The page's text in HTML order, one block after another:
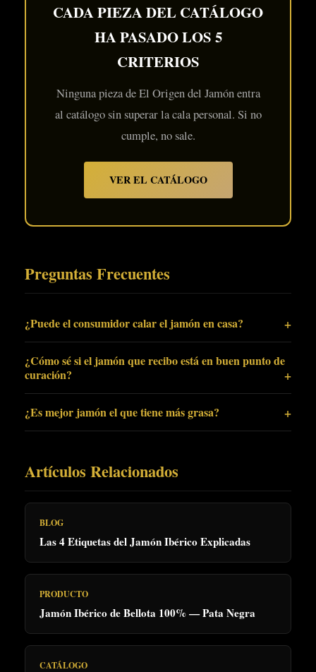
CADA PIEZA DEL CATÁLOGO
HA PASADO LOS 5
CRITERIOS
Ninguna pieza de El Origen del Jamón entra
al catálogo sin superar la cala personal. Si no
cumple, no sale.
VER EL CATÁLOGO
Preguntas Frecuentes
¿Puede el consumidor calar el jamón en casa?
¿Cómo sé si el jamón que recibo está en buen punto de
curación?
¿Es mejor jamón el que tiene más grasa?
Artículos Relacionados
BLOG
Las 4 Etiquetas del Jamón Ibérico Explicadas
PRODUCTO
Jamón Ibérico de Bellota 100% — Pata Negra
CATÁLOGO